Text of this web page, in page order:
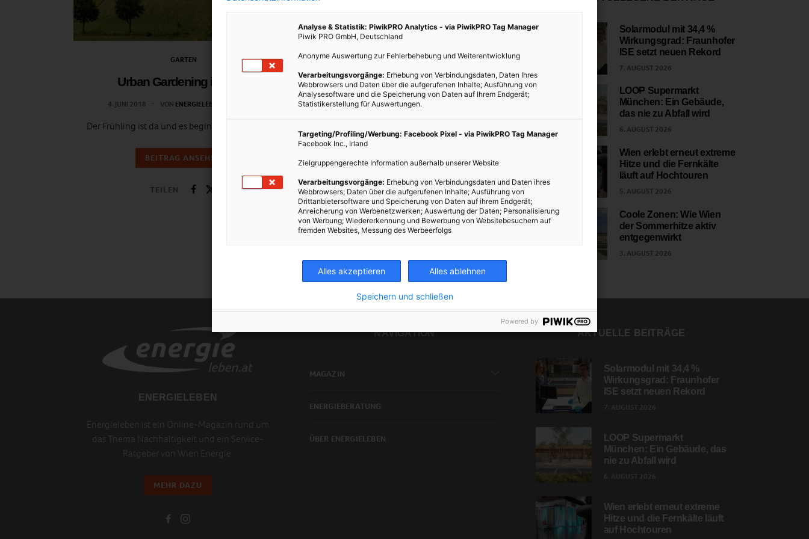
GARTEN
Urban Gardening in Wien
4. JUNI 2018 VON ENERGIELEBEN REDAKTION
Der Frühling ist da und es beginnt die Gartenzeit!
BEITRAG ANSEHEN
TEILEN
GARTEN
Karls Garten
17. OKTOBER 2014 VON
sich vor.
TEILEN
Solarmodul mit 34,4 %
Wirkungsgrad: Fraunhofer
ISE setzt neuen Rekord
7. AUGUST 2026
LOOP Supermarkt
München: Ein Gebäude,
das nie zu Abfall wird
6. AUGUST 2026
Wien erlebt erneut extreme
Hitze und die Fernkälte
läuft auf Hochtouren
5. AUGUST 2026
Coole Zonen: Wie Wien
der Sommerhitze aktiv
entgegenwirkt
3. AUGUST 2026
ENERGIELEBEN
Energieleben ist ein Online-Magazin rund um
das Thema Nachhaltigkeit und ein Service-
Ratgeber von Wien Energie.
MEHR DAZU
NAVIGATION
MAGAZIN
ENERGIEBERATUNG
ÜBER ENERGIELEBEN
AKTUELLE BEITRÄGE
Solarmodul mit 34,4 %
Wirkungsgrad: Fraunhofer
ISE setzt neuen Rekord
LOOP Supermarkt
München: Ein Gebäude, das
nie zu Abfall wird
Wien erlebt erneut extreme
Hitze und die Fernkälte läuft
auf Hochtouren
Analyse & Statistik: PiwikPRO Analytics - via PiwikPRO Tag Manager
Piwik PRO GmbH, Deutschland
Anonyme Auswertung zur Fehlerbehebung und Weiterentwicklung
Verarbeitungsvorgänge: Erhebung von Verbindungsdaten, Daten Ihres
Webbrowsers und Daten über die aufgerufenen Inhalte; Ausführung von
Analysesoftware und die Speicherung von Daten auf Ihrem Endgerät;
Statistikerstellung für Auswertungen.
Targeting/Profiling/Werbung: Facebook Pixel - via PiwikPRO Tag Manager
Facebook Inc., Irland
Zielgruppengerechte Information außerhalb unserer Website
Verarbeitungsvorgänge: Erhebung von Verbindungsdaten und Daten ihres
Webbrowsers; Daten über die aufgerufenen Inhalte; Ausführung von
Drittanbietersoftware und Speicherung von Daten auf ihrem Endgerät;
Anreicherung von Werbenetzwerken; Auswertung der Daten; Personalisierung
von Werbung; Wiedererkennung und Bewerbung von Websitebesuchern auf
fremden Websites, Messung des Werbeerfolgs
Alles akzeptieren Alles ablehnen
Speichern und schließen
Powered by